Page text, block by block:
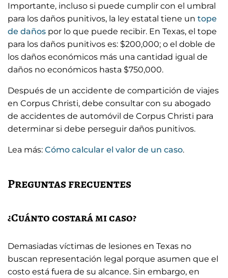
Importante, incluso si puede cumplir con el umbral
para los daños punitivos, la ley estatal tiene un tope
de daños por lo que puede recibir. En Texas, el tope
para los daños punitivos es: $200,000; o el doble de
los daños económicos más una cantidad igual de
daños no económicos hasta $750,000.
Después de un accidente de compartición de viajes
en Corpus Christi, debe consultar con su abogado
de accidentes de automóvil de Corpus Christi para
determinar si debe perseguir daños punitivos.
Lea más: Cómo calcular el valor de un caso.
Preguntas frecuentes
¿Cuánto costará mi caso?
Demasiadas víctimas de lesiones en Texas no
buscan representación legal porque asumen que el
costo está fuera de su alcance. Sin embargo, en